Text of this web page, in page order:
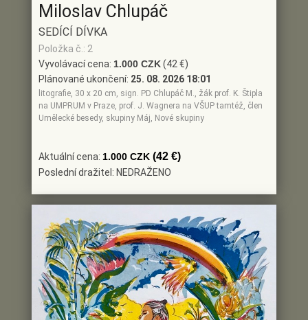
Miloslav Chlupáč
SEDÍCÍ DÍVKA
Položka č.: 2
Vyvolávací cena: 1.000 CZK(42 €)
Plánované ukončení: 25. 08. 2026 18:01
litografie, 30 x 20 cm, sign. PD Chlupáč M., žák prof. K. Štipla
na UMPRUM v Praze, prof. J. Wagnera na VŠUP tamtéž, člen
Umělecké besedy, skupiny Máj, Nové skupiny
Aktuální cena: 1.000 CZK (42 €)
Poslední dražitel: NEDRAŽENO